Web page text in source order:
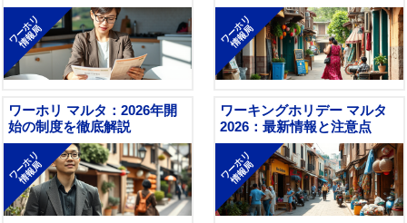
ワーホリ
情報局 ワーホリ
情報局
ワーホリ マルタ：2026年開
始の制度を徹底解説
ワーホリ
情報局
ワーキングホリデー マルタ
2026：最新情報と注意点
ワーホリ
情報局